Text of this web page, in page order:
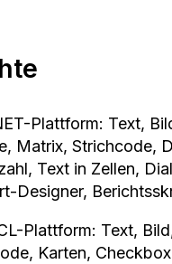
Plattform: Text,
Matrix, Strichcode,
Text in Zellen,
Designer,
Plattform: Text,
Karten,